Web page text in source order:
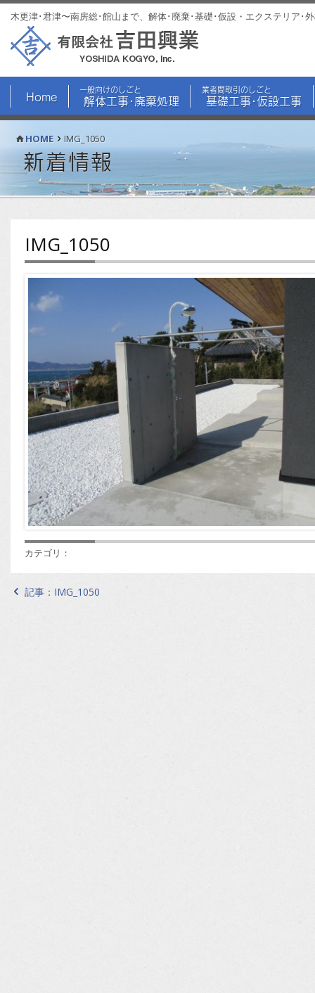
木更津･君津〜南房総･館山まで、解体･廃棄･基礎･仮設・エクステリア･
Home
一般向けのしごと
解体工事･廃棄処理
業者間取引のしごと
基礎工事･仮設工事
HOME IMG_1050
新着情報
IMG_1050
カテゴリ：
記事： IMG_1050